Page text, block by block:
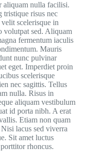
aliquam nulla facilisi.
tristique risus nec
scelerisque in
volutpat sed. Aliquam
fermentum iaculis
Mauris
nunc pulvinar
eget. Imperdiet proin
scelerisque
nec sagittis. Tellus
nulla. Risus in
aliquam vestibulum
id porta nibh. A erat
Etiam non quam
lacus sed viverra
Sit amet luctus
rhoncus.